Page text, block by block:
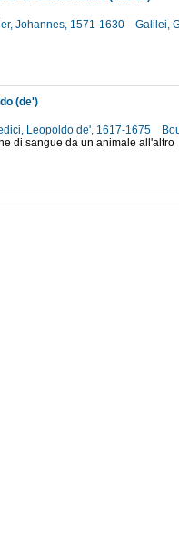
Johannes, 1571-1630 Galilei,
(de')
Leopoldo de', 1617-1675
di sangue da un animale all'altro